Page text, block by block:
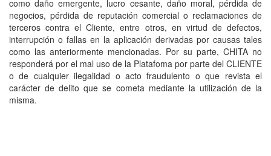
como daño emergente, lucro cesante, daño moral, pérdida de
negocios, pérdida de reputación comercial o reclamaciones de
terceros contra el Cliente, entre otros, en virtud de defectos,
interrupción o fallas en la aplicación derivadas por causas tales
como las anteriormente mencionadas. Por su parte, CHITA no
responderá por el mal uso de la Platafoma por parte del CLIENTE
o de cualquier ilegalidad o acto fraudulento o que revista el
carácter de delito que se cometa mediante la utilización de la
misma.